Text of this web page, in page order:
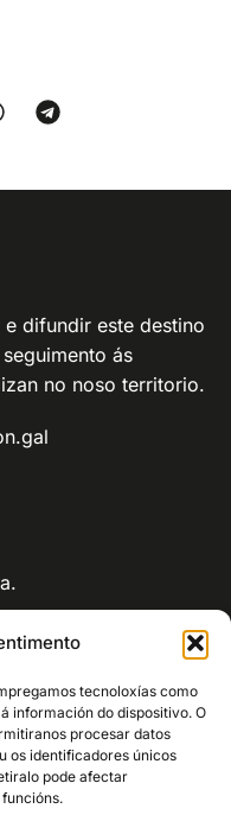
tecnoloxías como
información do dispositivo. O
procesar datos
os identificadores únicos
pode afectar
difundir este destino
ás
no noso territorio.
de Burón